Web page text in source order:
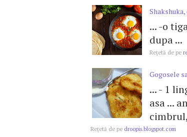
... -o
dupa ...
Reţetă de pe
Gogosele
... - 1
asa ...
Reţetă de pe droopis.blogspot.com